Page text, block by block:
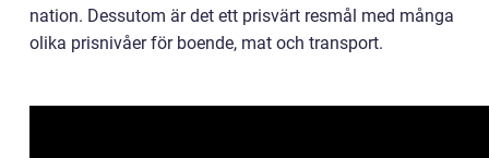
nation. Dessutom är det ett prisvärt resmål med många
olika prisnivåer för boende, mat och transport.